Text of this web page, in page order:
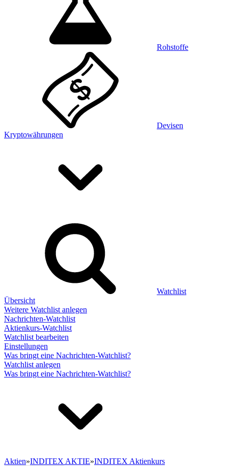
Rohstoffe
Devisen
Kryptowährungen
Watchlist
Übersicht
Weitere Watchlist anlegen
Nachrichten-Watchlist
Aktienkurs-Watchlist
Watchlist bearbeiten
Einstellungen
Was bringt eine Nachrichten-Watchlist?
Watchlist anlegen
Was bringt eine Nachrichten-Watchlist?
Aktien»INDITEX AKTIE»INDITEX Aktienkurs